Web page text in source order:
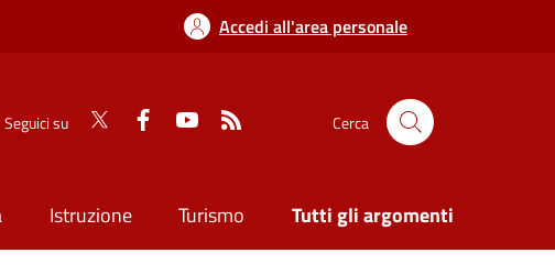
Accedi all'area personale
Seguici su Cerca
Istruzione Turismo Tutti gli argomenti